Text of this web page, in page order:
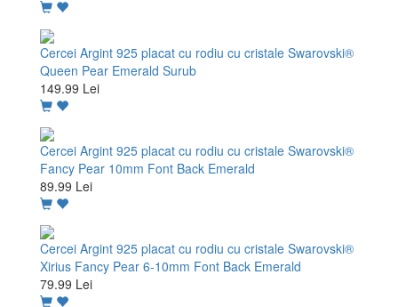
Cercei Argint 925 placat cu rodiu cu cristale Swarovski®
Queen Pear Emerald Surub
149.99 Lei
Cercei Argint 925 placat cu rodiu cu cristale Swarovski®
Fancy Pear 10mm Font Back Emerald
89.99 Lei
Cercei Argint 925 placat cu rodiu cu cristale Swarovski®
Xirius Fancy Pear 6-10mm Font Back Emerald
79.99 Lei